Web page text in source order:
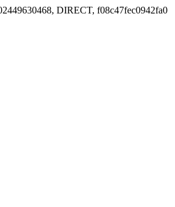
DIRECT, f08c47fec0942fa0